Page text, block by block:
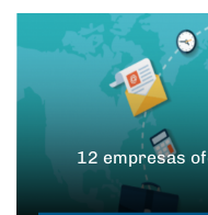
12 empresas